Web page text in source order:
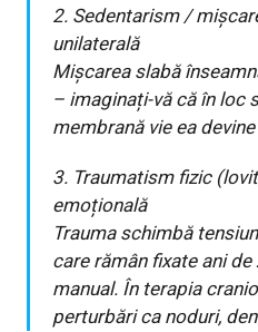
2. Sedentarism /
unilaterală
Mișcarea slabă
– imaginați-vă că în loc
membrană vie ea
3. Traumatism fizic
emoțională
Trauma schimbă
care rămân fixate ani
manual. În terapia
perturbări ca noduri,